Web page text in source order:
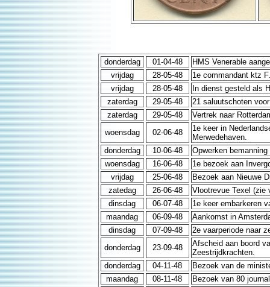
donderdag 01-04-48
HMS Venerable
vrijdag
28-05-48
1e commandant ktz
vrijdag
28-05-48
In dienst gesteld als
zaterdag
29-05-48
21 saluutschoten
zaterdag
29-05-48
Vertrek naar
woensdag
02-06-48
1e keer in
Merwedehaven.
donderdag
10-06-48
Opwerken
woensdag
16-06-48
1e bezoek aan
vrijdag
25-06-48
Bezoek aan Nieuwe
zatedag
26-06-48
Vlootrevue Texel (zie
dinsdag
06-07-48
1e keer embarkeren
maandag
06-09-48
Aankomst in
dinsdag
07-09-48
2e vaarperiode naar
donderdag
23-09-48
Afscheid aan boord
Zeestrijdkrachten.
donderdag
04-11-48
Bezoek van de
maandag
08-11-48
Bezoek van 80